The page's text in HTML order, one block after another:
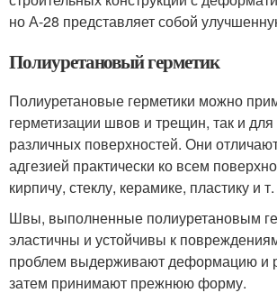
но А-28 представляет собой
Полиуретановый герметик
Полиуретановые герметики можно
герметизации швов и трещин, так и
различных поверхностей. Они
адгезией практически ко всем
кирпичу, стеклу, керамике, пластику и
Швы, выполненные полиуретановым
эластичны и устойчивы к
проблем выдерживают деформацию и
затем принимают прежнюю форму.